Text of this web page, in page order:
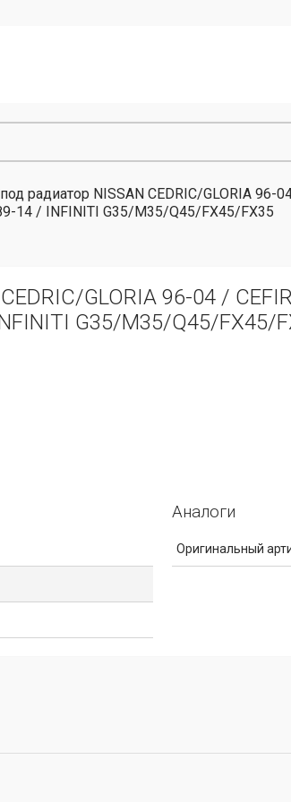
радиатор NISSAN CEDRIC/GLORIA 96-
14 / INFINITI G35/M35/Q45/FX45/FX35
GLORIA 96-04 /
G35/M35/Q45/FX45/
Аналоги
Оригинальный